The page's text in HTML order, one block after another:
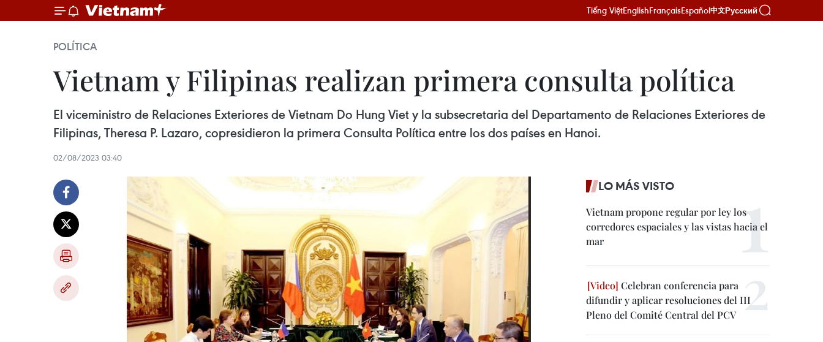
Tiếng ViệtEnglishFrançaisEspañol中文Русский
POLÍTICA
Vietnam y Filipinas realizan primera consulta política
El viceministro de Relaciones Exteriores de Vietnam Do Hung Viet y la subsecretaria del Departamento de Relaciones Exteriores de
Filipinas, Theresa P. Lazaro, copresidieron la primera Consulta Política entre los dos países en Hanoi.
02/08/2023 03:40
LO MÁS VISTO
Vietnam propone regular por ley los
corredores espaciales y las vistas hacia el
mar
Celebran conferencia para
difundir y aplicar resoluciones del III
Pleno del Comité Central del PCV